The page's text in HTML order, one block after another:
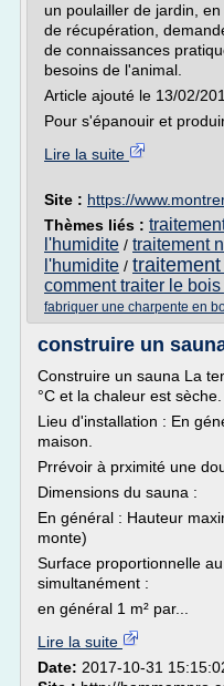
un poulailler de jardin,
de récupération,
de connaissances
besoins de l'animal.
Article ajouté le 13/02/
Pour s'épanouir et
Lire la suite
Site : https://
Thèmes liés :
l'humidite / traitement
l'humidite /
comment traiter le
fabriquer une charpente en
construire un
Construire un sauna La
°C et la chaleur est sèche.
Lieu d'installation : En
maison.
Prrévoir à prximité une
Dimensions du sauna :
En général : Hauteur
monte)
Surface proportionnelle
simultanément :
en général 1 m² par...
Lire la suite
Date: 2017-10-31